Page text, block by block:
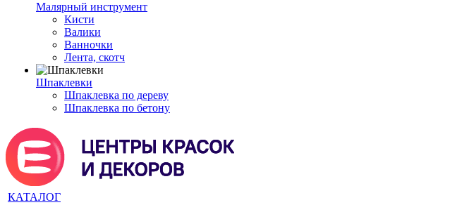
Малярный инструмент
Кисти
Валики
Ванночки
Лента, скотч
Шпаклевки
Шпаклевка по дереву
Шпаклевка по бетону
КАТАЛОГ